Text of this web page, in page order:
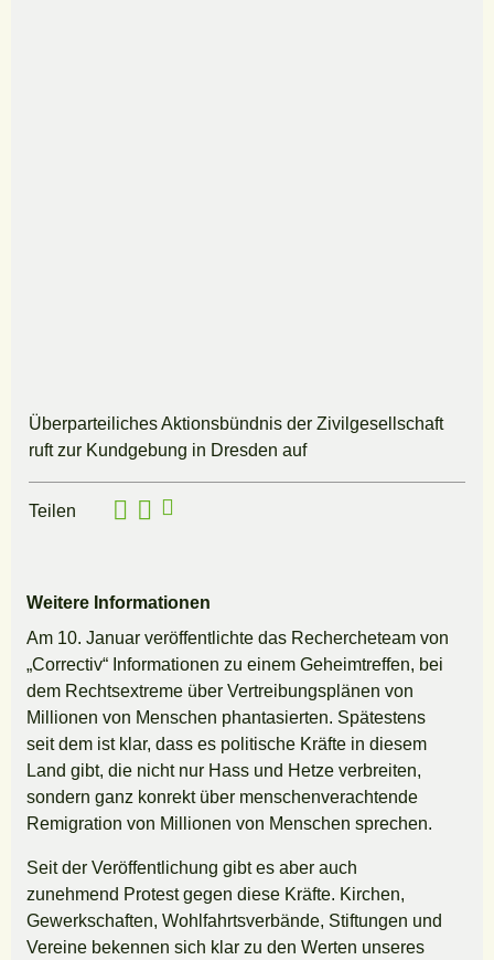
Überparteiliches Aktionsbündnis der Zivilgesellschaft
ruft zur Kundgebung in Dresden auf
Teilen
Weitere Informationen
Am 10. Januar veröffentlichte das Rechercheteam von
„Correctiv“ Informationen zu einem Geheimtreffen, bei
dem Rechtsextreme über Vertreibungsplänen von
Millionen von Menschen phantasierten. Spätestens
seit dem ist klar, dass es politische Kräfte in diesem
Land gibt, die nicht nur Hass und Hetze verbreiten,
sondern ganz konrekt über menschenverachtende
Remigration von Millionen von Menschen sprechen.
Seit der Veröffentlichung gibt es aber auch
zunehmend Protest gegen diese Kräfte. Kirchen,
Gewerkschaften, Wohlfahrtsverbände, Stiftungen und
Vereine bekennen sich klar zu den Werten unseres